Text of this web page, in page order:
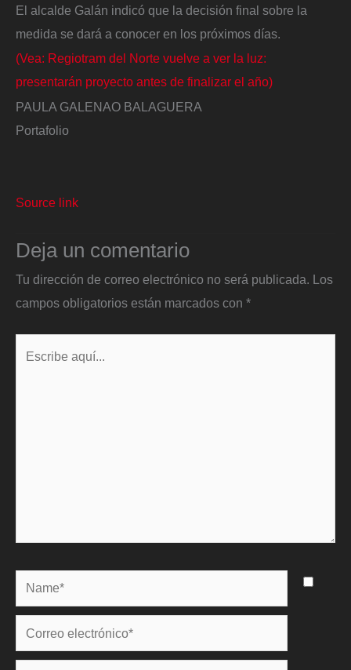
El alcalde Galán indicó que la decisión final sobre la
medida se dará a conocer en los próximos días.
(Vea: Regiotram del Norte vuelve a ver la luz:
presentarán proyecto antes de finalizar el año)
PAULA GALENAO BALAGUERA
Portafolio
Source link
Deja un comentario
Tu dirección de correo electrónico no será publicada. Los
campos obligatorios están marcados con *
Name*
Correo
electrónico*